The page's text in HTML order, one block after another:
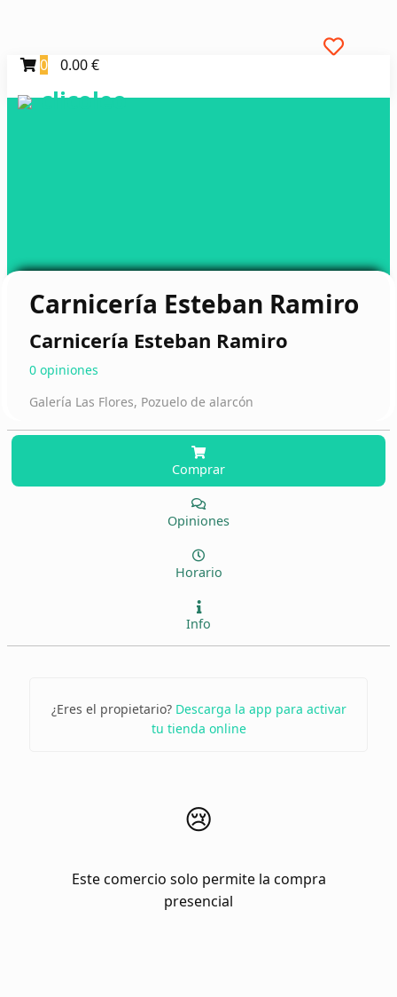
0 0.00 €
clicoleo
Carnicería Esteban Ramiro
Carnicería Esteban Ramiro
0 opiniones
Galería Las Flores, Pozuelo de alarcón
Comprar
Opiniones
Horario
Info
¿Eres el propietario? Descarga la app para activar
tu tienda online
😢
Este comercio solo permite la compra
presencial